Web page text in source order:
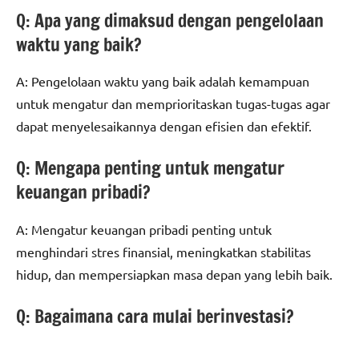
Q: Apa yang dimaksud dengan pengelolaan
waktu yang baik?
A: Pengelolaan waktu yang baik adalah kemampuan
untuk mengatur dan memprioritaskan tugas-tugas agar
dapat menyelesaikannya dengan efisien dan efektif.
Q: Mengapa penting untuk mengatur
keuangan pribadi?
A: Mengatur keuangan pribadi penting untuk
menghindari stres finansial, meningkatkan stabilitas
hidup, dan mempersiapkan masa depan yang lebih baik.
Q: Bagaimana cara mulai berinvestasi?